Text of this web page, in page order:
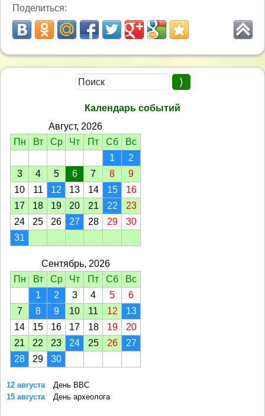
Поделиться:
Календарь событий
Август, 2026
Пн
Вт Ср Чт Пт Сб
Вс
1
2
3
4 5 6 7 8
9
10
11 12 13 14 15
16
17
18 19 20 21 22
23
24
25 26 27 28 29
30
31
Сентябрь, 2026
Пн
Вт Ср Чт Пт Сб
Вс
1
2 3 4 5
6
7
8 9 10 11 12
13
14
15 16 17 18 19
20
21
22 23 24 25 26
27
28
29 30
12 августа
День ВВС
15 августа
День археолога